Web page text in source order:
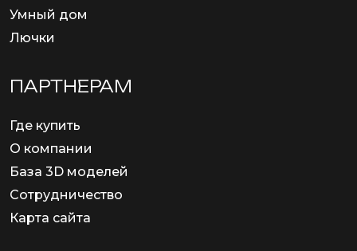
Умный дом
Лючки
ПАРТНЕРАМ
Где купить
О компании
База 3D моделей
Сотрудничество
Карта сайта